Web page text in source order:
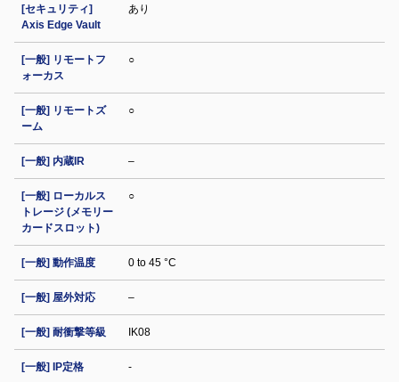
[セキュリティ]
Axis Edge Vault
あり
[一般] リモートフ
ォーカス
○
[一般] リモートズ
ーム
○
[一般] 内蔵IR –
[一般] ローカルス
トレージ (メモリー
カードスロット)
○
[一般] 動作温度 0 to 45 °C
[一般] 屋外対応 –
[一般] 耐衝撃等級 IK08
[一般] IP定格 -